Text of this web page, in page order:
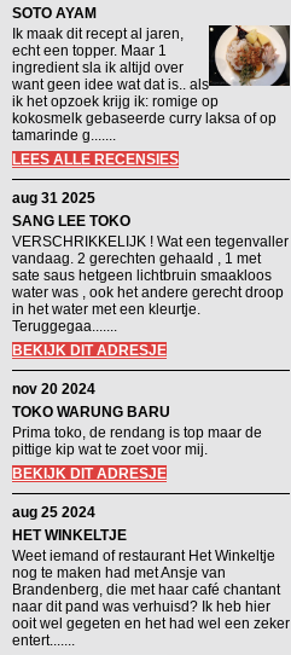
SOTO AYAM
Ik maak dit recept al jaren,
echt een topper. Maar 1
ingredient sla ik altijd over
want geen idee wat dat is.. als
ik het opzoek krijg ik: romige op
kokosmelk gebaseerde curry laksa of op
tamarinde g.......
LEES ALLE RECENSIES
aug 31 2025
SANG LEE TOKO
VERSCHRIKKELIJK ! Wat een tegenvaller
vandaag. 2 gerechten gehaald , 1 met
sate saus hetgeen lichtbruin smaakloos
water was , ook het andere gerecht droop
in het water met een kleurtje.
Teruggegaa.......
BEKIJK DIT ADRESJE
nov 20 2024
TOKO WARUNG BARU
Prima toko, de rendang is top maar de
pittige kip wat te zoet voor mij.
BEKIJK DIT ADRESJE
aug 25 2024
HET WINKELTJE
Weet iemand of restaurant Het Winkeltje
nog te maken had met Ansje van
Brandenberg, die met haar café chantant
naar dit pand was verhuisd? Ik heb hier
ooit wel gegeten en het had wel een zeker
entert.......